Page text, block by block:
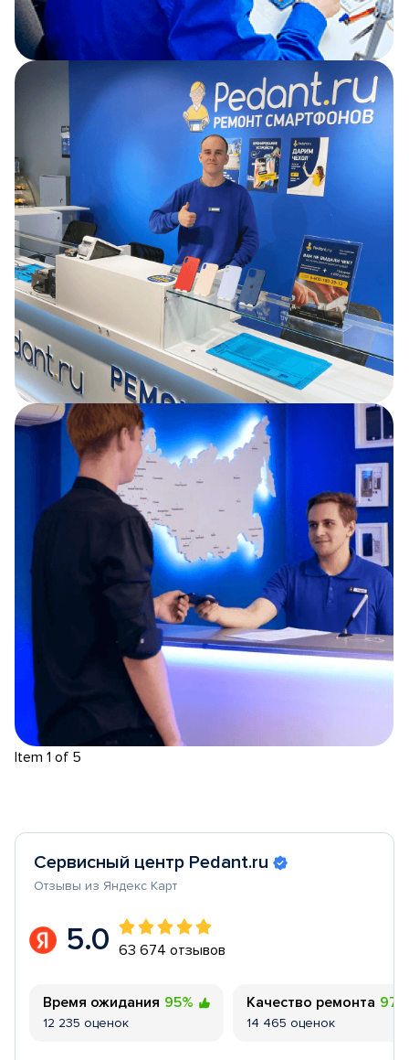
Item 1 of 5
Сервисный центр Pedant.ru
Отзывы из Яндекс Карт
5.0 63 674 отзывов
Время ожидания 95%
12 235 оценок
Качество ремонта 97%
14 465 оценок